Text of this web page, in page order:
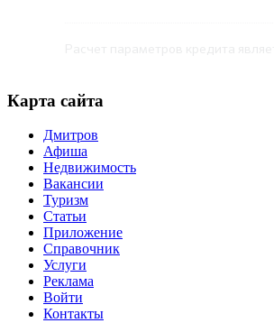
Карта сайта
Дмитров
Афиша
Недвижимость
Вакансии
Туризм
Статьи
Приложение
Справочник
Услуги
Реклама
Войти
Контакты